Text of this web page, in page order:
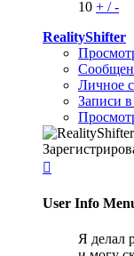
10 + /-
RealityShifter
Личное
Записи

User Info
Я делал